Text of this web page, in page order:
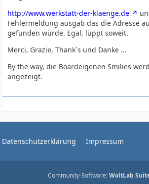
http://www.werkstatt-der-klaenge.de
Fehlermeldung ausgab das die Adresse
gefunden würde. Egal, lüppt soweit.
Merci, Grazie, Thank´s und Danke ...
By the way, die Boardeigenen Smilies
angezeigt.
Datenschutzerklärung Impressum
Community-Software:WoltLab